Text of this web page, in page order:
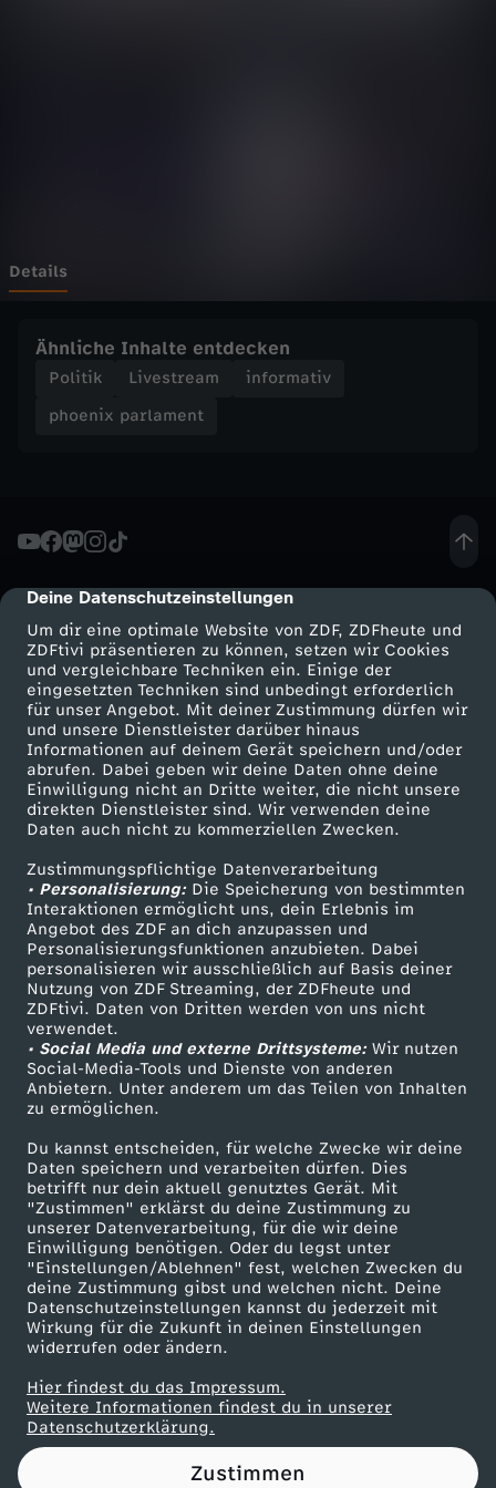
cmp-dialog-description
Deine Datenschutzeinstellungen
Um dir eine optimale Website von ZDF, ZDFheute und
ZDFtivi präsentieren zu können, setzen wir Cookies
und vergleichbare Techniken ein. Einige der
eingesetzten Techniken sind unbedingt erforderlich
für unser Angebot. Mit deiner Zustimmung dürfen wir
und unsere Dienstleister darüber hinaus
Informationen auf deinem Gerät speichern und/oder
abrufen. Dabei geben wir deine Daten ohne deine
Einwilligung nicht an Dritte weiter, die nicht unsere
direkten Dienstleister sind. Wir verwenden deine
Daten auch nicht zu kommerziellen Zwecken.
Zustimmungspflichtige Datenverarbeitung
• Personalisierung:Die Speicherung von bestimmten
Interaktionen ermöglicht uns, dein Erlebnis im
Angebot des ZDF an dich anzupassen und
Personalisierungsfunktionen anzubieten. Dabei
personalisieren wir ausschließlich auf Basis deiner
Nutzung von ZDF Streaming, der ZDFheute und
ZDFtivi. Daten von Dritten werden von uns nicht
verwendet.
• Social Media und externe Drittsysteme:Wir nutzen
Social-Media-Tools und Dienste von anderen
Anbietern. Unter anderem um das Teilen von Inhalten
zu ermöglichen.
Du kannst entscheiden, für welche Zwecke wir deine
Daten speichern und verarbeiten dürfen. Dies
betrifft nur dein aktuell genutztes Gerät. Mit
"Zustimmen" erklärst du deine Zustimmung zu
unserer Datenverarbeitung, für die wir deine
Einwilligung benötigen. Oder du legst unter
"Einstellungen/Ablehnen" fest, welchen Zwecken du
deine Zustimmung gibst und welchen nicht. Deine
Datenschutzeinstellungen kannst du jederzeit mit
Wirkung für die Zukunft in deinen Einstellungen
widerrufen oder ändern.
Hier findest du das Impressum.
Weitere Informationen findest du in unserer
Datenschutzerklärung.
Zustimmen
m
n
G
e
d
e
n
k
e
n
a
n
d
e
n
V
o
l
k
s
Details
Ähnliche Inhalte entdecken
Politik Livestream
informativ
phoenix parlament
Mehr ZDF
ZDF-Apps
Smart TV
ZDFtext
Livestreams
Sendungen A-Z
TV-Programm
Service
ZDFmitreden
Kontakt zum ZDF
Tickets
Zuschauerservice
Hilfe
ZDF Unternehmen
Karriere
ZDF goes Schule
Werbefernsehen
Mainzelmännchen
Partner